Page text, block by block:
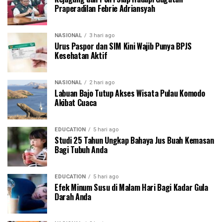
Praperadilan Febrie Adriansyah
NASIONAL 3 hari ago
Urus Paspor dan SIM Kini Wajib Punya BPJS
Kesehatan Aktif
NASIONAL 2 hari ago
Labuan Bajo Tutup Akses Wisata Pulau Komodo
Akibat Cuaca
EDUCATION 5 hari ago
Studi 25 Tahun Ungkap Bahaya Jus Buah Kemasan
Bagi Tubuh Anda
EDUCATION 5 hari ago
Efek Minum Susu di Malam Hari Bagi Kadar Gula
Darah Anda